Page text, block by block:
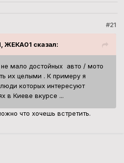
#21
ЖЕКА01 сказал:
мало достойных авто / мото
их целыми . К примеру я
которых интересуют
в Киеве вкурсе ...
что хочешь встретить.